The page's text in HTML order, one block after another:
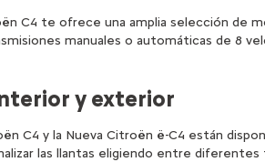
C4 te ofrece una amplia selección de
manuales o automáticas de 8
y exterior
C4 y la Nueva Citroën ë-C4 están
las llantas eligiendo entre